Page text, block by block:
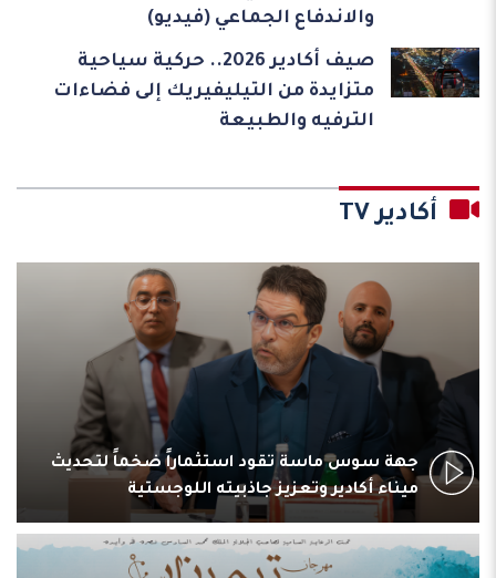
والاندفاع الجماعي (فيديو)
صيف أكادير 2026.. حركية سياحية
متزايدة من التيليفيريك إلى فضاءات
الترفيه والطبيعة
أكادير TV
جهة سوس ماسة تقود استثماراً ضخماً لتحديث
ميناء أكادير وتعزيز جاذبيته اللوجستية